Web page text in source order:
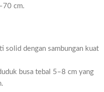
cm.
solid dengan sambungan kuat
busa tebal 5–8 cm yang